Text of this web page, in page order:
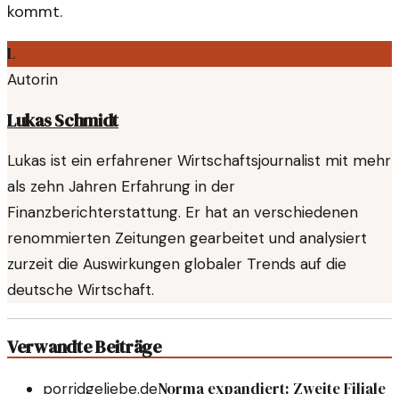
kommt.
L
Autorin
Lukas Schmidt
Lukas ist ein erfahrener Wirtschaftsjournalist mit mehr
als zehn Jahren Erfahrung in der
Finanzberichterstattung. Er hat an verschiedenen
renommierten Zeitungen gearbeitet und analysiert
zurzeit die Auswirkungen globaler Trends auf die
deutsche Wirtschaft.
Verwandte Beiträge
porridgeliebe.deNorma expandiert: Zweite Filiale